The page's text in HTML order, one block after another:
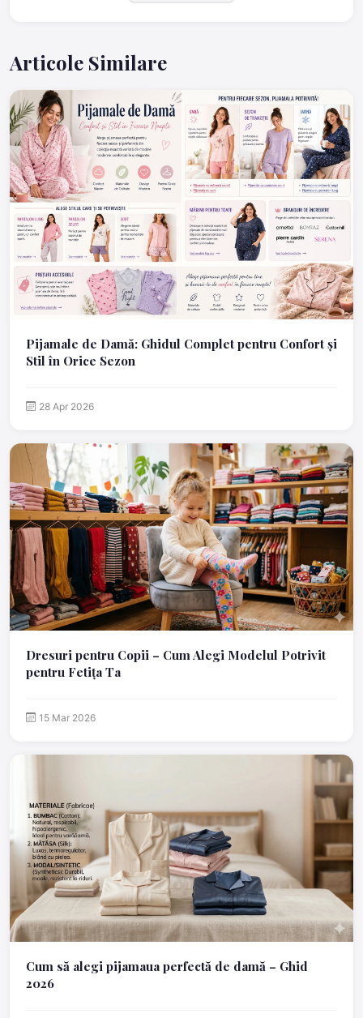
Articole Similare
Pijamale de Damă: Ghidul Complet pentru Confort și
Stil în Orice Sezon
28 Apr 2026
Dresuri pentru Copii – Cum Alegi Modelul Potrivit
pentru Fetița Ta
15 Mar 2026
Cum să alegi pijamaua perfectă de damă – Ghid
2026